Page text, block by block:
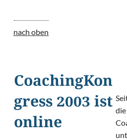
nach oben
CoachingKon
gress 2003 ist
online